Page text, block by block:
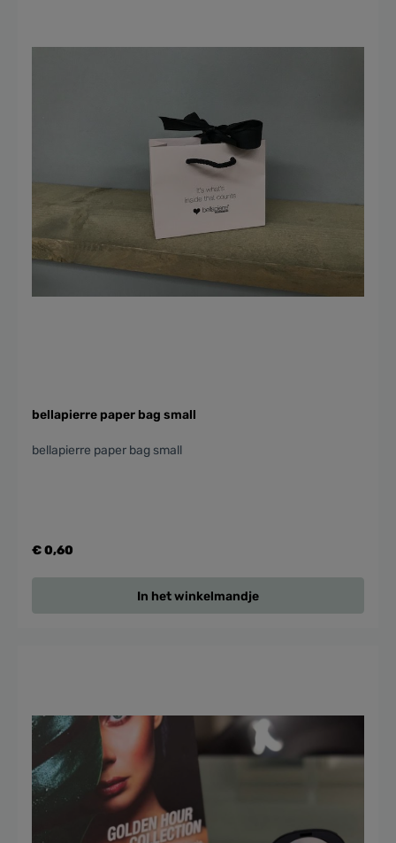
bellapierre paper bag small
bellapierre paper bag small
€ 0,60
In het winkelmandje